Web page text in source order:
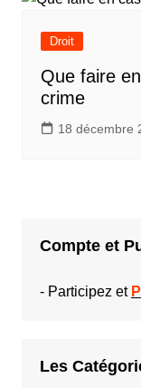
Droit
Que faire
crime
18 décembre
Compte et
- Participez et
Les